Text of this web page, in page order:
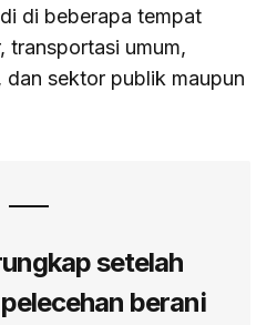
di beberapa tempat
transportasi umum,
dan sektor publik maupun
setelah
berani